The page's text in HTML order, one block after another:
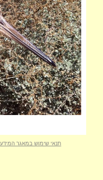
תנאי שימוש במאגר המידע